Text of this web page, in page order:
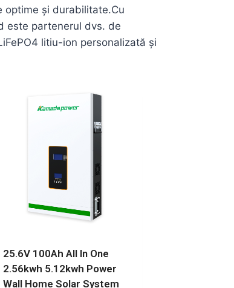
optime și durabilitate.Cu
este partenerul dvs. de
litiu-ion personalizată și
25.6V 100Ah All In One
2.56kwh 5.12kwh Power
Wall Home Solar System